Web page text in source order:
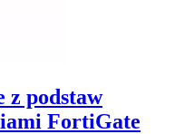
z podstaw
FortiGate